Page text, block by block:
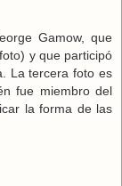
Gamow, que
y que participó
La tercera foto es
fue miembro del
la forma de las